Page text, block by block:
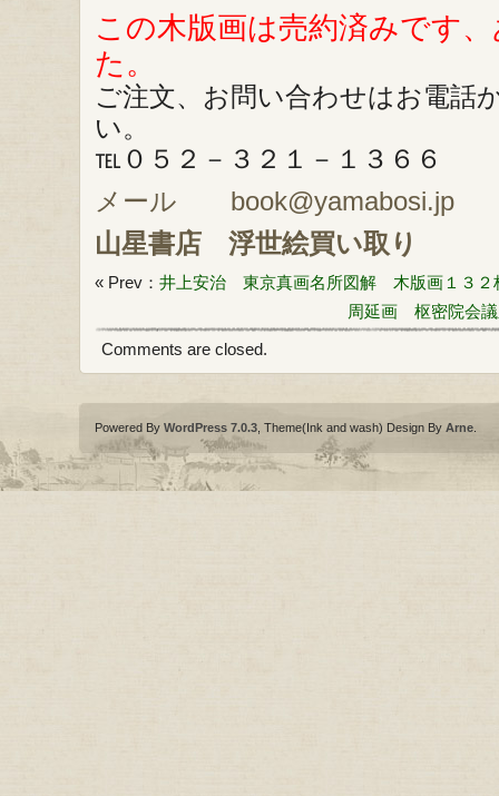
この木版画は売約済みです
た。
ご注文、お問い合わせはお電話
い。
℡０５２－３２１－１３６６
メール book@yamabosi.jp
山星書店
浮世絵買い取り
« Prev： 井上安治 東京真画名所図解 木版画１３２
周延画 枢密院会
Comments are closed.
Powered By WordPress 7.0.3 , Theme(Ink and wash) Design By Arne